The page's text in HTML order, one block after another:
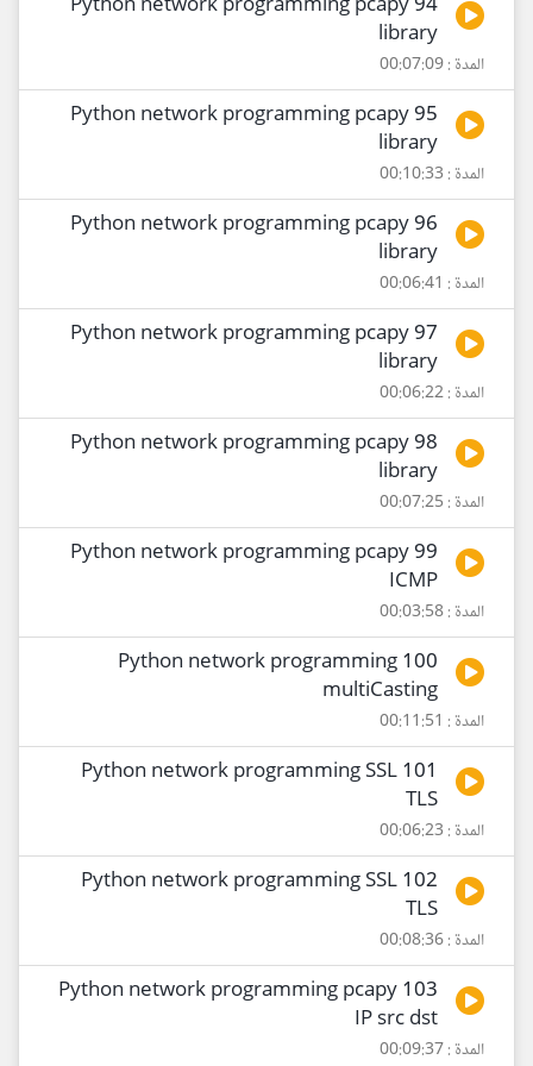
library
المدة : 00:07:09
95 Python network programming pcapy
library
المدة : 00:10:33
96 Python network programming pcapy
library
المدة : 00:06:41
97 Python network programming pcapy
library
المدة : 00:06:22
98 Python network programming pcapy
library
المدة : 00:07:25
99 Python network programming pcapy
ICMP
المدة : 00:03:58
100 Python network programming
multiCasting
المدة : 00:11:51
101 Python network programming SSL
TLS
المدة : 00:06:23
102 Python network programming SSL
TLS
المدة : 00:08:36
103 Python network programming pcapy
IP src dst
المدة : 00:09:37